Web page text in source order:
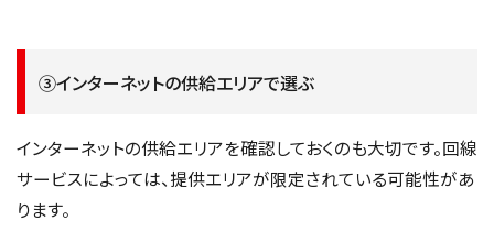
③インターネットの供給エリアで選ぶ
インターネットの供給エリアを確認しておくのも大切です。回線
サービスによっては、提供エリアが限定されている可能性があ
ります。